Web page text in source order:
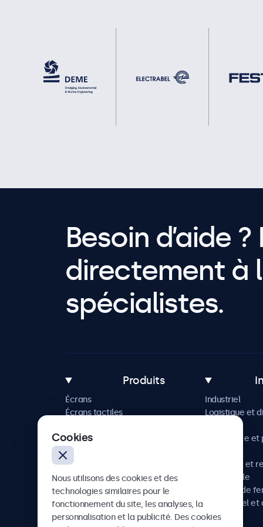
Besoin d’aide
directement à
spécialistes.
Produits
Écrans
Écrans tactiles
Solutions sur mesure
Industriel
Logistique et
Commerce et
Hôtellerie et
Automobile
Chemins de
Audiovisuel
Santé
Cookies
Nous utilisons des cookies et des
technologies similaires pour le
fonctionnement du site, les analyses, la
personnalisation et la publicité. Des cookies